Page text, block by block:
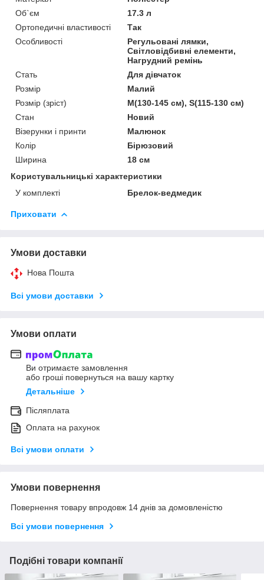
Об`єм
17.3 л
Ортопедичні властивості
Так
Особливості
Регульовані лямки,
Світловідбивні елементи,
Нагрудний ремінь
Стать
Для дівчаток
Розмір
Малий
Розмір (зріст)
M(130-145 см), S(115-130 см)
Стан
Новий
Візерунки і принти
Малюнок
Колір
Бірюзовий
Ширина
18 см
Користувальницькі характеристики
У комплекті
Брелок-ведмедик
Приховати
Умови доставки
Нова Пошта
Всі умови доставки
Умови оплати
Ви отримаєте замовлення
або гроші повернуться на вашу картку
Детальніше
Післяплата
Оплата на рахунок
Всі умови оплати
Умови повернення
Повернення товару впродовж 14 днів за домовленістю
Всі умови повернення
Подібні товари компанії